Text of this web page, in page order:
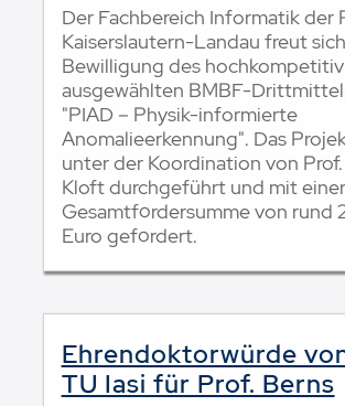
Der Fachbereich Informatik der
Kaiserslautern-Landau freut
Bewilligung des hochkompetitiv
ausgewählten BMBF-
"PIAD – Physik-informierte
Anomalieerkennung". Das
unter der Koordination von Prof.
Kloft durchgeführt und mit einer
Gesamtfördersumme von rund
Euro gefördert.
Ehrendoktorwürde
TU Iasi für Prof. Berns